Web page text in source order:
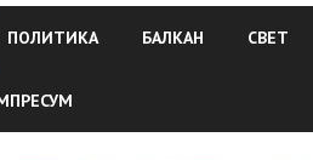
ПОЛИТИКА БАЛКАН СВЕТ